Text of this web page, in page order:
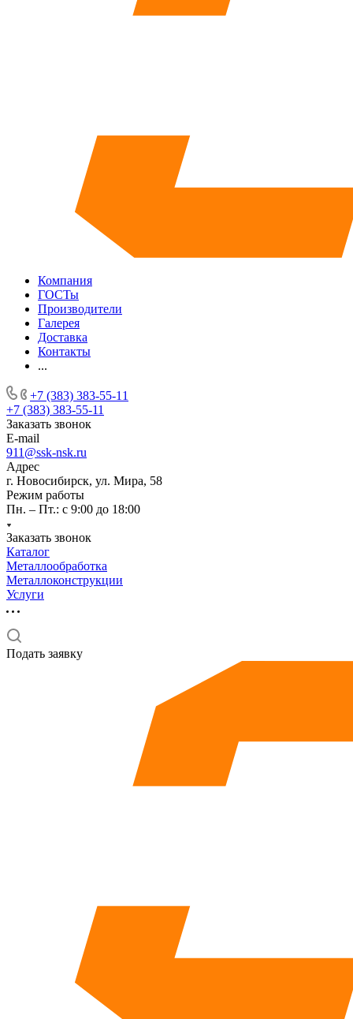
Компания
ГОСТы
Производители
Галерея
Доставка
Контакты
...
+7 (383) 383-55-11
+7 (383) 383-55-11
Заказать звонок
E-mail
911@ssk-nsk.ru
Адрес
г. Новосибирск, ул. Мира, 58
Режим работы
Пн. – Пт.: с 9:00 до 18:00
Заказать звонок
Каталог
Металлообработка
Металлоконструкции
Услуги
Подать заявку